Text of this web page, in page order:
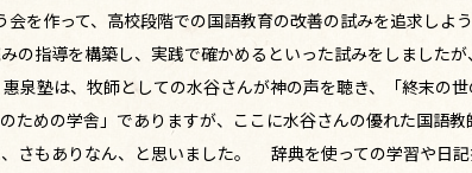
会を作って、高校段階での国語教育の改善の試みを追求しよ
の指導を構築し、実践で確かめるといった試みをしました
泉塾は、牧師としての水谷さんが神の声を聴き、「終末の
ための学舎」でありますが、ここに水谷さんの優れた国語
さもありなん、と思いました。 辞典を使っての学習や日